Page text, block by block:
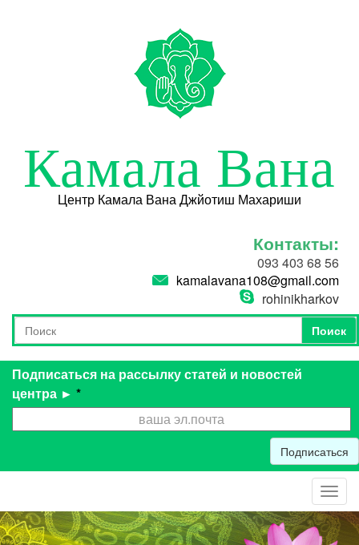
Камала Вана
Центр Камала Вана Джйотиш Махариши
Контакты:
093 403 68 56
kamalavana108@gmail.com
rohinikharkov
Форма поиска
Поиск
Поиск
Подписаться на рассылку статей и новостей
центра ► *
Подписаться